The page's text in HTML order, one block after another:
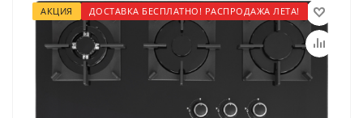
АКЦИЯ ДОСТАВКА БЕСПЛАТНО! РАСПРОДАЖА ЛЕТА!